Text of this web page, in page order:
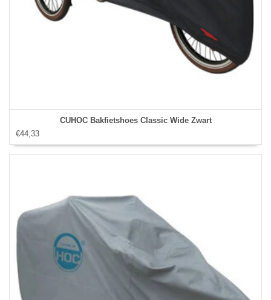
CUHOC Bakfietshoes Classic Wide Zwart
€44,33